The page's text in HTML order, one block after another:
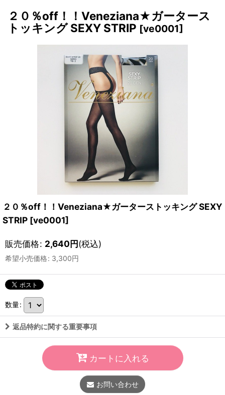
２０％off！！Veneziana★ガータース
トッキング SEXY STRIP [ve0001]
２０％off！！Veneziana★ガーターストッキング SEXY
STRIP [ve0001]
販売価格: 2,640円(税込)
希望小売価格: 3,300円
数量:
返品特約に関する重要事項
カートに入れる
お問い合わせ